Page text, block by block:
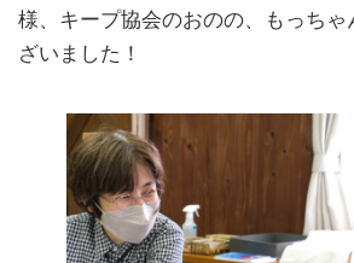
様、キープ協会のおのの、もっち
ざいました！